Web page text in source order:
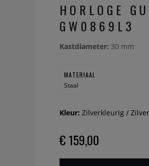
HORLOGE
GW0869L3
Kastdiameter: 30 mm
MATERIAAL
Staal
Kleur: Zilverkleurig /
€ 159,00